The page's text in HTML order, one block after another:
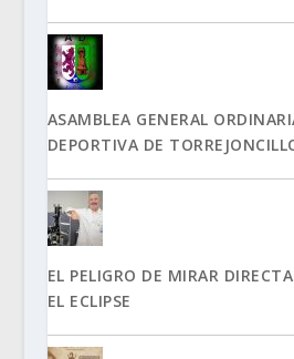
ASAMBLEA GENERAL
DEPORTIVA DE
EL PELIGRO DE MIRAR
EL ECLIPSE